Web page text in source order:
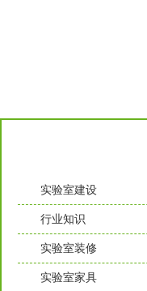
实验室建设
行业知识
实验室装修
实验室家具